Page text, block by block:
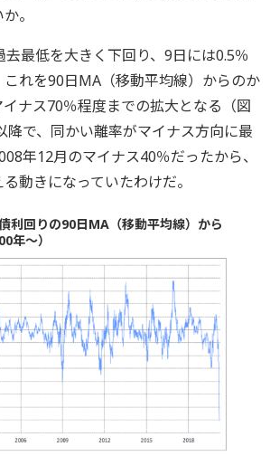
。
最低を大きく下回り、9日には0.5％
れを90日MA（移動平均線）からのか
ナス70％程度までの拡大となる（図
降で、同かい離率がマイナス方向に最
年12月のマイナス40％だったから、
動きになっていたわけだ。
利回りの90日MA（移動平均線）から
年～）